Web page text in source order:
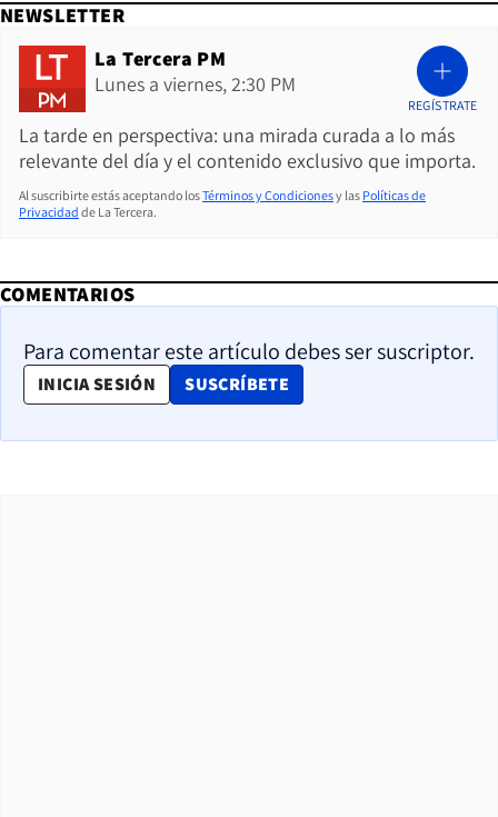
NEWSLETTER
La Tercera PM
Lunes a viernes, 2:30 PM
La tarde en perspectiva: una mirada curada a lo más
relevante del día y el contenido exclusivo que importa.
REGÍSTRATE
Al suscribirte estás aceptando losTérminos y Condicionesy las Políticas de
Privacidad de La Tercera.
COMENTARIOS
Para comentar este artículo debes ser suscriptor.
INICIA SESIÓN SUSCRÍBETE
OPENS IN NEW WINDOW